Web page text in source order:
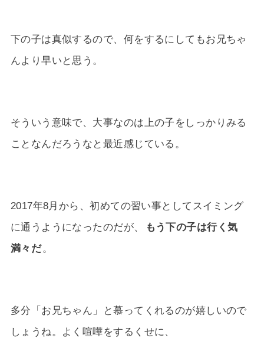
下の子は真似するので、何をするにしてもお兄ちゃ
んより早いと思う。
そういう意味で、大事なのは上の子をしっかりみる
ことなんだろうなと最近感じている。
2017年8月から、初めての習い事としてスイミング
に通うようになったのだが、
もう下の子は行く気
満々だ。
多分「お兄ちゃん」と慕ってくれるのが嬉しいので
しょうね。よく喧嘩をするくせに、